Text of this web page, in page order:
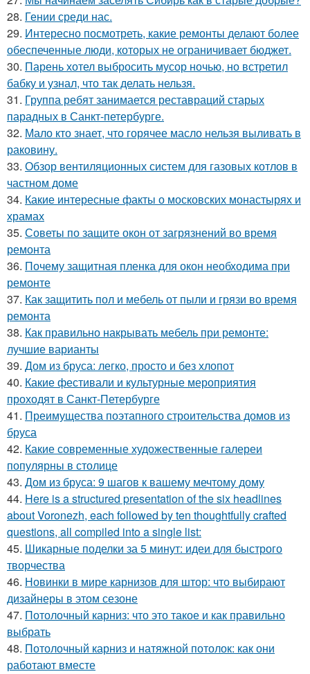
28. Гении среди нас.
29. Интересно посмотреть, какие ремонты делают более
обеспеченные люди, которых не ограничивает бюджет.
30. Парень хотел выбросить мусор ночью, но встретил
бабку и узнал, что так делать нельзя.
31. Группа ребят занимается реставраций старых
парадных в Санкт-петербурге.
32. Мало кто знает, что горячее масло нельзя выливать в
раковину.
33. Обзор вентиляционных систем для газовых котлов в
частном доме
34. Какие интересные факты о московских монастырях и
храмах
35. Советы по защите окон от загрязнений во время
ремонта
36. Почему защитная пленка для окон необходима при
ремонте
37. Как защитить пол и мебель от пыли и грязи во время
ремонта
38. Как правильно накрывать мебель при ремонте:
лучшие варианты
39. Дом из бруса: легко, просто и без хлопот
40. Какие фестивали и культурные мероприятия
проходят в Санкт-Петербурге
41. Преимущества поэтапного строительства домов из
бруса
42. Какие современные художественные галереи
популярны в столице
43. Дом из бруса: 9 шагов к вашему мечтому дому
44. Here is a structured presentation of the six headlines
about Voronezh, each followed by ten thoughtfully crafted
questions, all compiled into a single list:
45. Шикарные поделки за 5 минут: идеи для быстрого
творчества
46. Новинки в мире карнизов для штор: что выбирают
дизайнеры в этом сезоне
47. Потолочный карниз: что это такое и как правильно
выбрать
48. Потолочный карниз и натяжной потолок: как они
работают вместе